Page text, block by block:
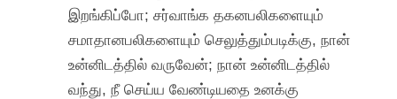
இறங்கிப்போ; சர்வாங்க தகனபலிகளையும்
சமாதானபலிகளையும் செலுத்தும்படிக்கு, நான்
உன்னிடத்தில் வருவேன்; நான் உன்னிடத்தில்
வந்து, நீ செய்ய வேண்டியதை உனக்கு